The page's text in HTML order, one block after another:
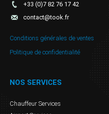
+33 (0)7 82 76 17 42
contact@took.fr
Conditions générales de ventes
Politique de confidentialité
NOS SERVICES
Chauffeur Services